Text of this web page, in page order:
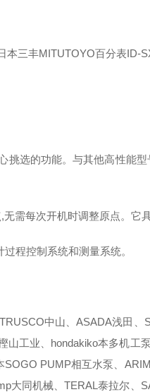
挑选的功能。与其他高性能
需每次开机时调整原点。它
程控制系统和测量系统。
中山、ASADA浅田
山工业、hondakiko本多机工
SOGO PUMP相互水泵、
大同机械、TERAL泰拉尔、